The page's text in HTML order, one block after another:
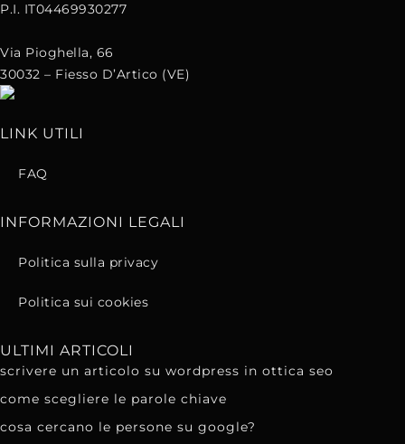
P.I. IT04469930277
Via Pioghella, 66
30032 – Fiesso D’Artico (VE)
LINK UTILI
FAQ
INFORMAZIONI LEGALI
Politica sulla privacy
Politica sui cookies
ULTIMI ARTICOLI
scrivere un articolo su wordpress in ottica seo
come scegliere le parole chiave
cosa cercano le persone su google?